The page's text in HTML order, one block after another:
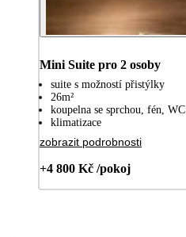
Mini Suite pro 2 osoby
suite s možností přistýlky
26m²
koupelna se sprchou, fén, WC
klimatizace
zobrazit podrobnosti
+4 800 Kč /pokoj